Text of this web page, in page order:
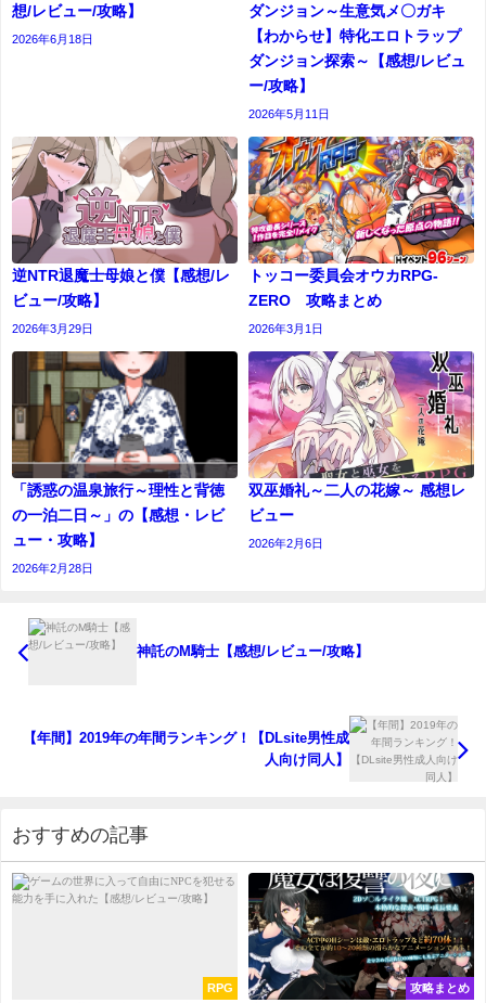
想/レビュー/攻略】
2026年6月18日
ダンジョン～生意気メ〇ガキ
【わからせ】特化エロトラップ
ダンジョン探索～【感想/レビュ
ー/攻略】
2026年5月11日
逆NTR退魔士母娘と僕【感想/レ
ビュー/攻略】
2026年3月29日
トッコー委員会オウカRPG-
ZERO 攻略まとめ
2026年3月1日
「誘惑の温泉旅行～理性と背徳
の一泊二日～」の【感想・レビ
ュー・攻略】
2026年2月28日
双巫婚礼～二人の花嫁～ 感想レ
ビュー
2026年2月6日
神託のM騎士【感想/レビュー/攻略】
【年間】2019年の年間ランキング！【DLsite男性成
人向け同人】
おすすめの記事
RPG 攻略まとめ